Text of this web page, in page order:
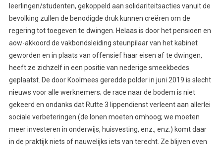
leerlingen/studenten, gekoppeld aan solidariteitsacties vanuit de
bevolking zullen de benodigde druk kunnen creëren om de
regering tot toegeven te dwingen. Helaas is door het pensioen en
aow-akkoord de vakbondsleiding steunpilaar van het kabinet
geworden en in plaats van offensief haar eisen af te dwingen,
heeft ze zichzelf in een positie van nederige smeekbedes
geplaatst. De door Koolmees geredde polder in juni 2019 is slecht
nieuws voor alle werknemers; de race naar de bodem is niet
gekeerd en ondanks dat Rutte 3 lippendienst verleent aan allerlei
sociale verbeteringen (de lonen moeten omhoog; we moeten
meer investeren in onderwijs, huisvesting, enz., enz.) komt daar
in de praktijk niets of nauwelijks iets van terecht. Ze blijven even